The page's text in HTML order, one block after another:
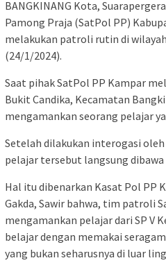
BANGKINANG Kota,
Pamong Praja (SatPol PP)
melakukan patroli rutin di
(24/1/2024).
Saat pihak SatPol PP Kampar
Bukit Candika, Kecamatan
mengamankan seorang pelajar
Setelah dilakukan interogasi
pelajar tersebut langsung
Hal itu dibenarkan Kasat Pol PP
Gakda, Sawir bahwa, tim patroli
mengamankan pelajar dari SP V
belajar dengan memakai
yang bukan seharusnya di luar